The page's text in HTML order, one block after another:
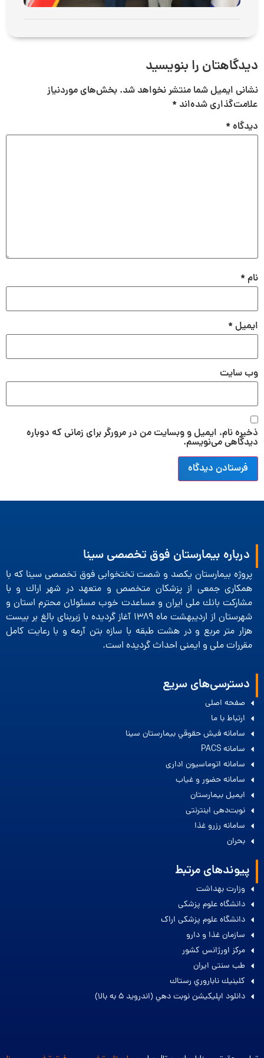
دیدگاهتان را بنویسید
نشانی ایمیل شما منتشر نخواهد شد. بخش‌های موردنیاز
علامت‌گذاری شده‌اند *
دیدگاه*
نام*
ایمیل*
وب‌ سایت
ذخیره نام، ایمیل و وبسایت من در مرورگر برای زمانی که دوباره
دیدگاهی می‌نویسم.
درباره بیمارستان فوق تخصصی سینا
پروژه بیمارستان یكصد و شصت تختخوابی فوق تخصصی سینا كه با
همكاری جمعی از پزشكان متخصص و متعهد در شهر اراك و با
مشاركت بانك ملی ایران و مساعدت خوب مسئولان محترم استان و
شهرستان از اردیبهشت ماه 1389 آغاز گردیده با زیربنای بالغ بر بیست
هزار متر مربع و در هشت طبقه با سازه بتن آرمه و با رعایت كامل
مقررات ملی و ایمنی احداث گردیده است.
دسترسی‌های سریع
صفحه اصلی
ارتباط با ما
سامانه فيش حقوقي بيمارستان سينا
سامانه PACS
سامانه اتوماسیون اداری
سامانه حضور و غیاب
ایمیل بیمارستان
نوبت‌دهی اینترنتی
سامانه رزرو غذا
بحران
پیوندهای مرتبط
وزارت بهداشت
دانشگاه علوم پزشکی
دانشگاه علوم پزشکی اراک
سازمان غذا و دارو
مرکز اورژانس کشور
طب سنتی ایران
كلينيك ناباروري رستاك
دانلود اپليكيشن نوبت دهي (اندرويد 5 به بالا)